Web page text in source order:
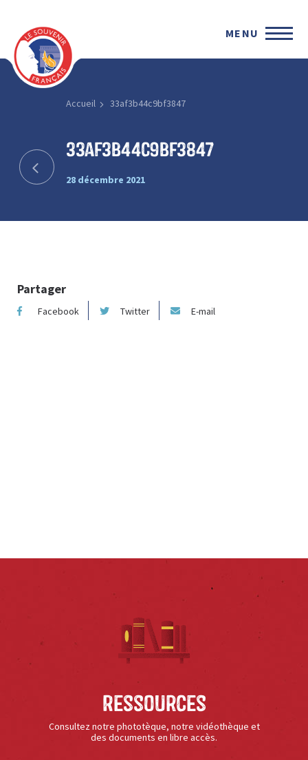
MENU
Accueil 33af3b44c9bf3847
33af3b44c9bf3847
28 décembre 2021
Partager
Facebook Twitter E-mail
Ressources
Consultez notre phototèque, notre vidéothèque et
des documents en libre accès.